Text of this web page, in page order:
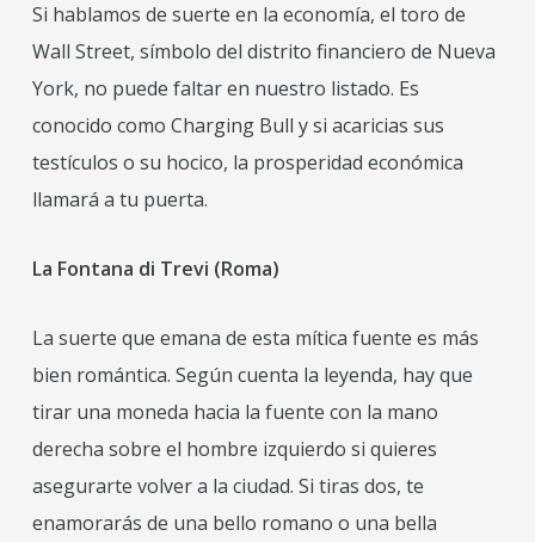
Si hablamos de suerte en la economía, el toro de
Wall Street, símbolo del distrito financiero de Nueva
York, no puede faltar en nuestro listado. Es
conocido como Charging Bull y si acaricias sus
testículos o su hocico, la prosperidad económica
llamará a tu puerta.
La Fontana di Trevi (Roma)
La suerte que emana de esta mítica fuente es más
bien romántica. Según cuenta la leyenda, hay que
tirar una moneda hacia la fuente con la mano
derecha sobre el hombre izquierdo si quieres
asegurarte volver a la ciudad. Si tiras dos, te
enamorarás de una bello romano o una bella